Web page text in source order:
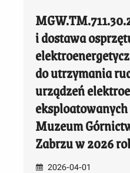
i dostawa
do utrzymania
urządzeń
Muzeum
Zabrzu w 2026
2026-04-01